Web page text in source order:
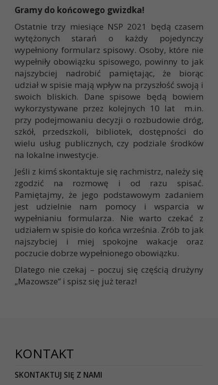
Gramy do końcowego gwizdka!
Ostatnie trzy miesiące NSP 2021 będą czasem
wytężonych starań o każdy pojedynczy
wypełniony formularz spisowy. Osoby, które nie
wypełniły obowiązku spisowego, powinny to jak
najszybciej nadrobić pamiętając, że biorąc
udział w spisie mają wpływ na przyszłość swoją i
swoich bliskich. Dane spisowe będą bowiem
wykorzystywane przez kolejnych 10 lat m.in.
przy podejmowaniu decyzji o rozbudowie dróg,
szkół, przedszkoli, bibliotek, dostępności do
wielu usług publicznych, czy podziale środków
na lokalne inwestycje.
Jeśli z kimś skontaktuje się rachmistrz, należy się
zgodzić na rozmowę i od razu spisać.
Pamiętajmy, że jego podstawowym zadaniem
jest udzielnie nam pomocy i wsparcia w
wypełnianiu formularza. Nie warto czekać z
udziałem w spisie do końca września. Zrób to jak
najszybciej i miej spokojne wakacje oraz
poczucie dobrze wypełnionego obowiązku.
Dlatego nie czekaj – poczuj się częścią drużyny
„Mazowsze” i spisz się już teraz!
KONTAKT
SKONTAKTUJ SIĘ Z NAMI